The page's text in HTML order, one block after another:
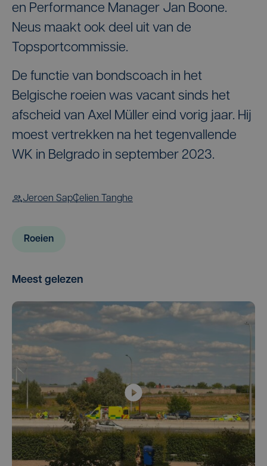
en Performance Manager Jan Boone.
Neus maakt ook deel uit van de
Topsportcommissie.
De functie van bondscoach in het
Belgische roeien was vacant sinds het
afscheid van Axel Müller eind vorig jaar. Hij
moest vertrekken na het tegenvallende
WK in Belgrado in september 2023.
Jeroen SapCelien Tanghe
Roeien
Meest gelezen